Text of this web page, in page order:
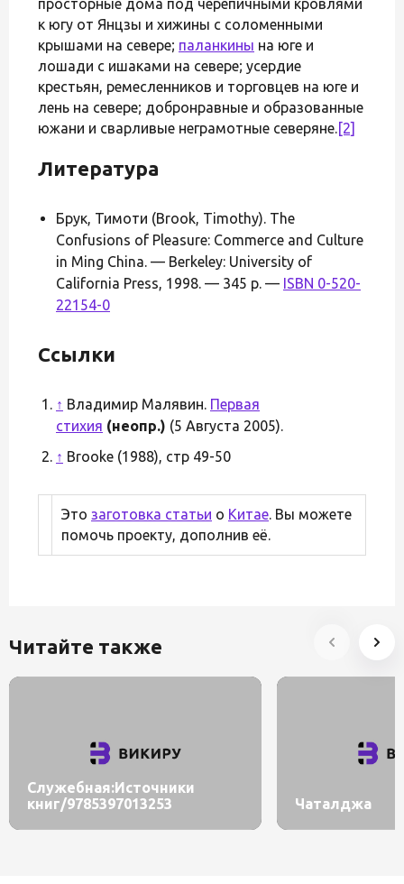
просторные дома под черепичными кровлями
к югу от Янцзы и хижины с соломенными
крышами на севере; паланкины на юге и
лошади с ишаками на севере; усердие
крестьян, ремесленников и торговцев на юге и
лень на севере; добронравные и образованные
южани и сварливые неграмотные северяне.[2]
Литература
Брук, Тимоти (Brook, Timothy). The
Confusions of Pleasure: Commerce and Culture
in Ming China. — Berkeley: University of
California Press, 1998. — 345 p. — ISBN 0-520-
22154-0
Ссылки
↑ Владимир Малявин. Первая
стихия (неопр.) (5 Августа 2005).
↑ Brooke (1988), стр 49-50
Это заготовка статьи о Китае. Вы можете
помочь проекту, дополнив её.
Читайте также
Служебная:Источники
книг/9785397013253
Чаталджа